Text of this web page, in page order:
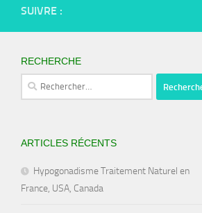
SUIVRE :
RECHERCHE
Rechercher :
ARTICLES RÉCENTS
Hypogonadisme Traitement Naturel en
France, USA, Canada